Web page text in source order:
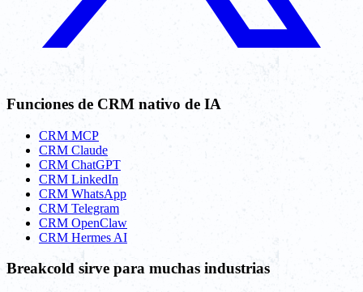
Funciones de CRM nativo de IA
CRM MCP
CRM Claude
CRM ChatGPT
CRM LinkedIn
CRM WhatsApp
CRM Telegram
CRM OpenClaw
CRM Hermes AI
Breakcold sirve para muchas industrias